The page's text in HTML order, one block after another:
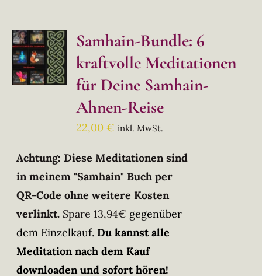
Samhain-Bundle: 6
kraftvolle Meditationen
für Deine Samhain-
Ahnen-Reise
22,00€ inkl. MwSt.
Achtung: Diese Meditationen sind
in meinem "Samhain" Buch per
QR-Code ohne weitere Kosten
verlinkt. Spare 13,94€ gegenüber
dem Einzelkauf. Du kannst alle
Meditation nach dem Kauf
downloaden und sofort hören!